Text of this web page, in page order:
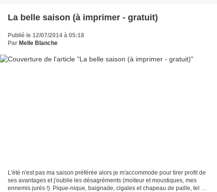
La belle saison (à imprimer - gratuit)
Publié le 12/07/2014 à 05:18
Par Melle Blanche
L'été n'est pas ma saison préférée alors je m'accommode pour tirer profit de
ses avantages et j'oublie les désagréments (moiteur et moustiques, mes
ennemis jurés !). Pique-nique, baignade, cigales et chapeau de paille, tel est